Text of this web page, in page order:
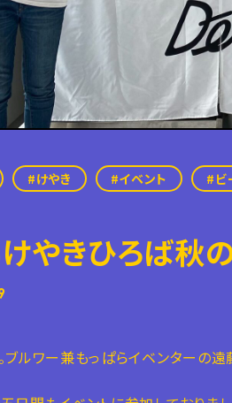
けやき イベント
やきひろば秋
ブルワー兼もっぱらイベンターの遠